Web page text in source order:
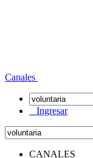
Canales
Ingresar
CANALES